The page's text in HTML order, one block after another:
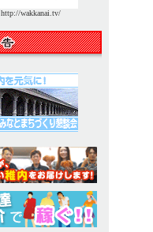
http://wakkanai.tv/